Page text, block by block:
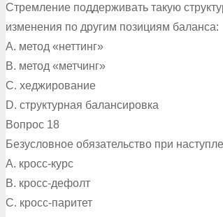
Стремление поддерживать такую
изменения по другим позициям баланса:
A. метод «неттинг»
B. метод «метчинг»
C. хеджирование
D. структурная балансировка
Вопрос 18
Безусловное обязательство при
A. кросс-курс
B. кросс-дефолт
C. кросс-паритет